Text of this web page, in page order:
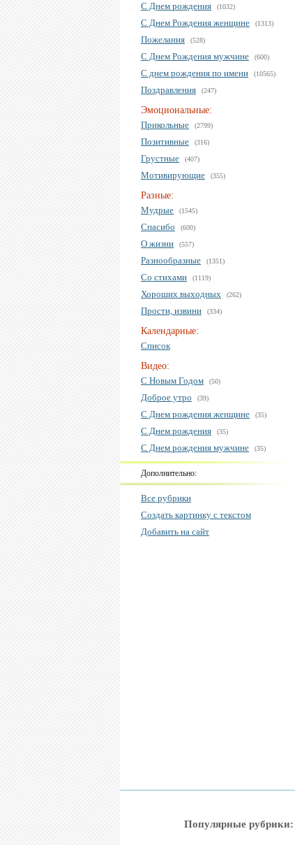
С Днем рождения
(1032)
С Днем Рождения женщине (1313)
Пожелания (528)
С Днем Рождения мужчине (600)
С днем рождения по имени (10565)
Поздравления (247)
Эмоциональные:
Прикольные
(2799)
Позитивные (316)
Грустные (407)
Мотивирующие (355)
Разные:
Мудрые
(1545)
Спасибо (600)
О жизни (557)
Разнообразные (1351)
Со стихами (1119)
Хороших выходных (262)
Прости, извини (334)
Календарные:
Список
Видео:
С Новым Годом
(50)
Доброе утро (39)
С Днем рождения женщине (35)
С Днем рождения (35)
С Днем рождения мужчине (35)
Дополнительно:
Все рубрики
Создать картинку с текстом
Добавить на сайт
Популярные рубрики: